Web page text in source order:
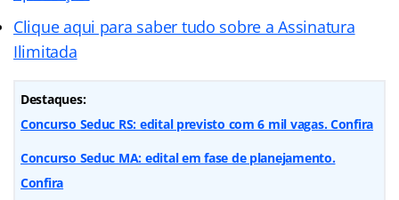
Clique aqui para saber tudo sobre a Assinatura
Ilimitada
Destaques:
Concurso Seduc RS: edital previsto com 6 mil vagas. Confira
Concurso Seduc MA: edital em fase de planejamento.
Confira